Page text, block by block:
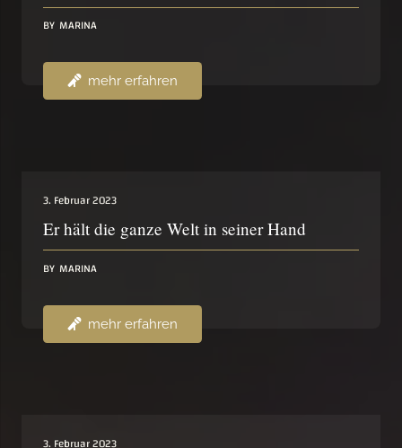
BY MARINA
mehr erfahren
3. Februar 2023
Er hält die ganze Welt in seiner Hand
BY MARINA
mehr erfahren
3. Februar 2023